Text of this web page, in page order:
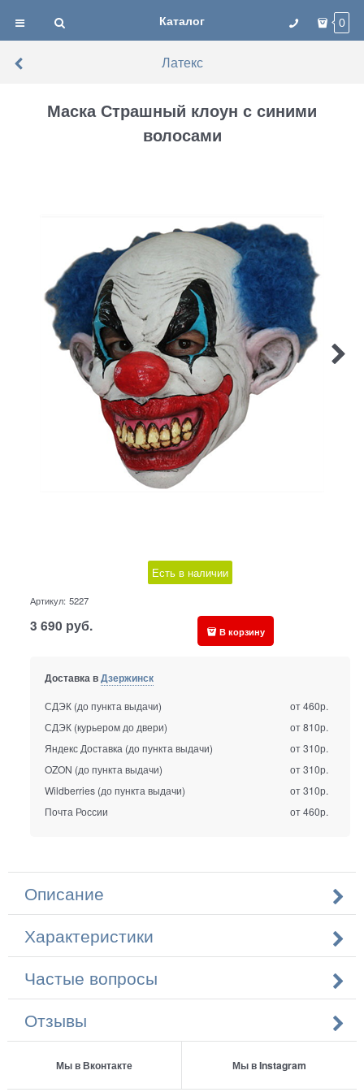
Каталог 0
Латекс
Маска Страшный клоун с синими
волосами
Есть в наличии
Артикул: 5227
3 690 руб. В корзину
Доставка вДзержинск
СДЭК (до пункта выдачи)
от 460р.
СДЭК (курьером до двери)
от 810р.
Яндекс Доставка (до пункта выдачи)
от 310р.
OZON (до пункта выдачи)
от 310р.
Wildberries (до пункта выдачи)
от 310р.
Почта России
от 460р.
Описание
Характеристики
Частые вопросы
Отзывы
Мы в Вконтакте Мы в Instagram